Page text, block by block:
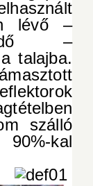
lévő –
–
talajba.
szálló
kal